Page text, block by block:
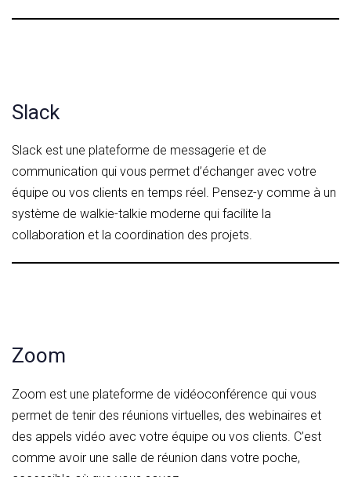
Slack
Slack est une plateforme de messagerie et de
communication qui vous permet d’échanger avec votre
équipe ou vos clients en temps réel. Pensez-y comme à un
système de walkie-talkie moderne qui facilite la
collaboration et la coordination des projets.
Zoom
Zoom est une plateforme de vidéoconférence qui vous
permet de tenir des réunions virtuelles, des webinaires et
des appels vidéo avec votre équipe ou vos clients. C’est
comme avoir une salle de réunion dans votre poche,